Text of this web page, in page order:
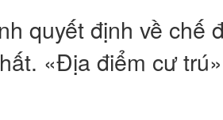
quyết định về chế
«Địa điểm cư